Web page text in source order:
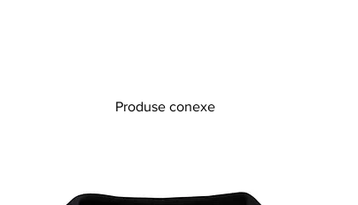
Produse conexe